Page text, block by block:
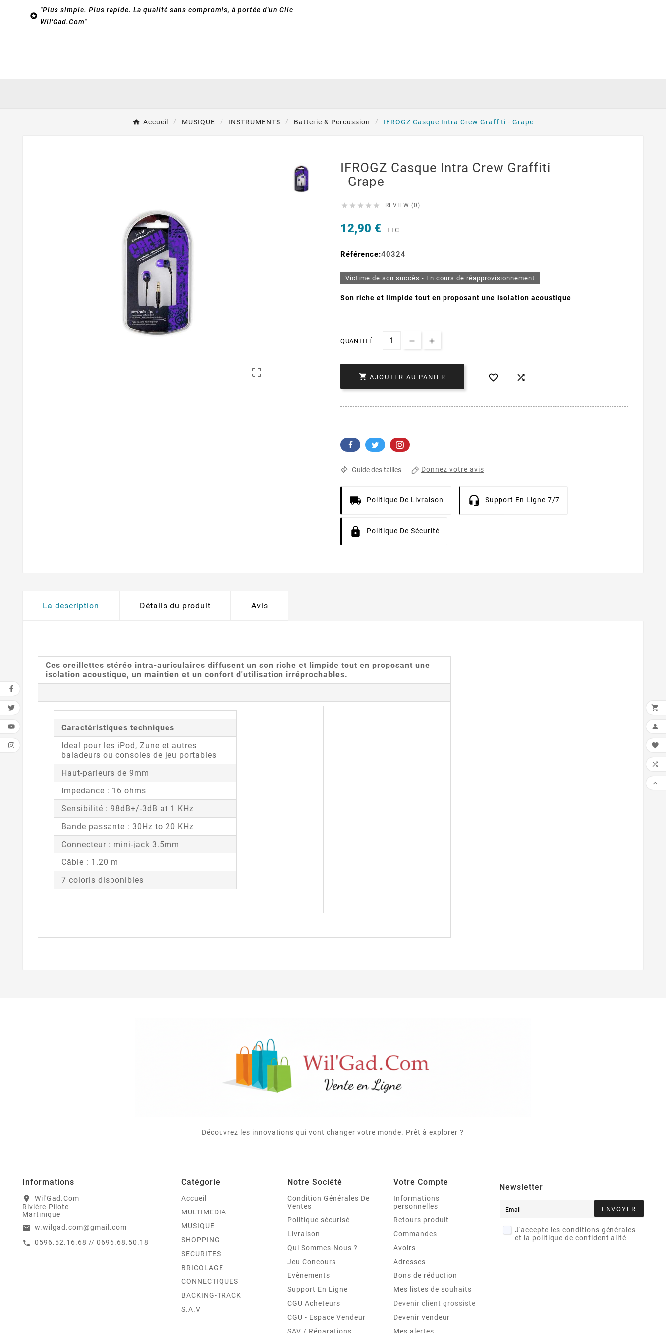

"Plus simple. Plus rapide. La qualité sans compromis, à portée d'un Clic
Wil'Gad.Com"
Accueil MUSIQUE INSTRUMENTS Batterie & Percussion IFROGZ Casque Intra Crew Graffiti - Grape

IFROGZ Casque Intra Crew Graffiti
- Grape
     REVIEW (0)
12,90 € TTC
Référence:40324
Victime de son succès - En cours de réapprovisionnement
Son riche et limpide tout en proposant une isolation acoustique
QUANTITÉ
 AJOUTER AU PANIER  
Guide des tailles Donnez votre avis
Politique De Livraison Support En Ligne 7/7
Politique De Sécurité
La description Détails du produit Avis
Ces oreillettes stéréo intra-auriculaires diffusent un son riche et limpide tout en proposant une
isolation acoustique, un maintien et un confort d'utilisation irréprochables.
Caractéristiques techniques
Ideal pour les iPod, Zune et autres
baladeurs ou consoles de jeu portables
Haut-parleurs de 9mm
Impédance : 16 ohms
Sensibilité : 98dB+/-3dB at 1 KHz
Bande passante : 30Hz to 20 KHz
Connecteur : mini-jack 3.5mm
Câble : 1.20 m
7 coloris disponibles
Découvrez les innovations qui vont changer votre monde. Prêt à explorer ?
Informations
location_on
Wil'Gad.Com
Rivière-Pilote
Martinique
email w.wilgad.com@gmail.com
call 0596.52.16.68 // 0696.68.50.18
Catégorie
Accueil
MULTIMEDIA
MUSIQUE
SHOPPING
SECURITES
BRICOLAGE
CONNECTIQUES
BACKING-TRACK
S.A.V
Notre Société
Condition Générales De
Ventes
Politique sécurisé
Livraison
Qui Sommes-Nous ?
Jeu Concours
Evènements
Support En Ligne
CGU Acheteurs
CGU - Espace Vendeur
SAV / Réparations
Votre Compte
Informations
personnelles
Retours produit
Commandes
Avoirs
Adresses
Bons de réduction
Mes listes de souhaits
Devenir client grossiste
Devenir vendeur
Mes alertes
Newsletter
ENVOYER
J'accepte les conditions générales
et la politique de confidentialité




